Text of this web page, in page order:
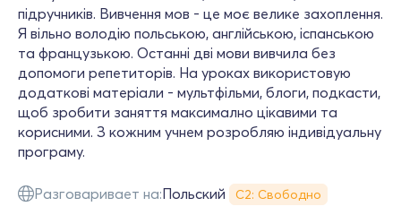
підручників. Вивчення мов - це моє велике захоплення.
Я вільно володію польською, англійською, іспанською
та французькою. Останні дві мови вивчила без
допомоги репетиторів. На уроках використовую
додаткові матеріали - мультфільми, блоги, подкасти,
щоб зробити заняття максимално цікавими та
корисними. З кожним учнем розробляю індивідуальну
програму.
Разговаривает на:Польский С2: Свободно